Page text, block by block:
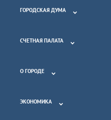
ГОРОДСКАЯ ДУМА
СЧЕТНАЯ ПАЛАТА
О ГОРОДЕ
ЭКОНОМИКА